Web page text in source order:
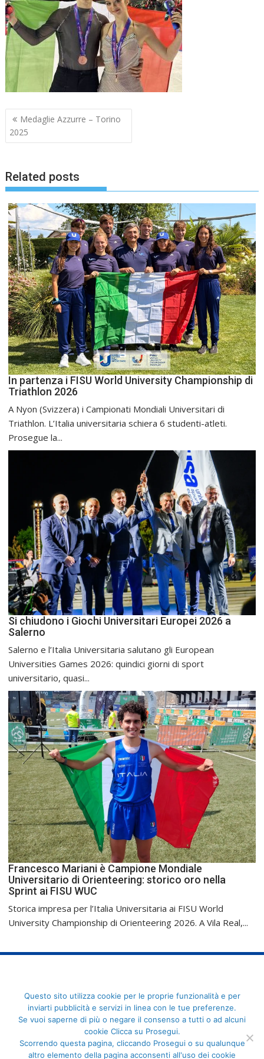
Navigazione
articoli
Medaglie Azzurre – Torino
2025
Related posts
In partenza i FISU World University Championship di
Triathlon 2026
A Nyon (Svizzera) i Campionati Mondiali Universitari di
Triathlon. L’Italia universitaria schiera 6 studenti-atleti.
Prosegue la...
Si chiudono i Giochi Universitari Europei 2026 a
Salerno
Salerno e l’Italia Universitaria salutano gli European
Universities Games 2026: quindici giorni di sport
universitario, quasi...
Francesco Mariani è Campione Mondiale
Universitario di Orienteering: storico oro nella
Sprint ai FISU WUC
Storica impresa per l’Italia Universitaria ai FISU World
University Championship di Orienteering 2026. A Vila Real,...
FederCUSI: Federazione Italiana dello Sport Universitario - Via
Angelo Brofferio, 7 - 00195 Roma - C.F. 80109270589
Questo sito utilizza cookie per le proprie funzionalità e per
inviarti pubblicità e servizi in linea con le tue preferenze.
Se vuoi saperne di più o negare il consenso a tutti o ad alcuni
cookie Clicca su Prosegui.
Scorrendo questa pagina, cliccando Prosegui o su qualunque
altro elemento della pagina acconsenti all'uso dei cookie